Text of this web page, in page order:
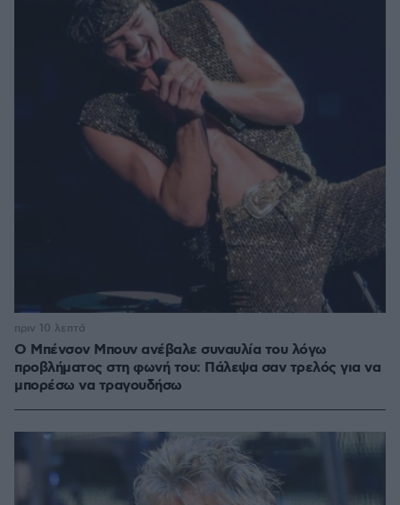
Ο Μπένσον Μπουν ανέβαλε συναυλία του λόγω
προβλήματος στη φωνή του: Πάλεψα σαν τρελός για να
μπορέσω να τραγουδήσω
πριν 10 λεπτά